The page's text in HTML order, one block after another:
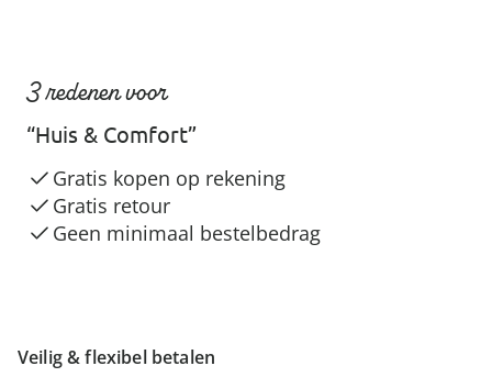
Veilig & flexibel betalen
3 redenen voor
“Huis & Comfort”
Gratis kopen op rekening
Gratis retour
Geen minimaal bestelbedrag